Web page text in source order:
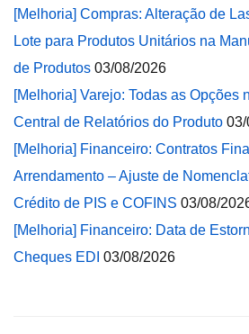
[Melhoria] Compras: Alteração de
Lote para Produtos Unitários na
de Produtos 03/08/2026
[Melhoria] Varejo: Todas as Opções
Central de Relatórios do Produto
[Melhoria] Financeiro: Contratos
Arrendamento – Ajuste de
Crédito de PIS e COFINS 03/08/
[Melhoria] Financeiro: Data de
Cheques EDI 03/08/2026